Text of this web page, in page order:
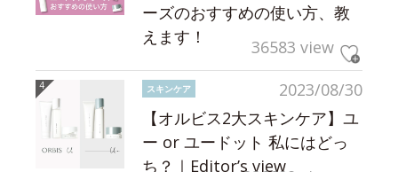
ーズのおすすめの使い方、教
えます！
36583 view
2023/08/30
スキンケア
【オルビス2大スキンケア】ユ
ー or ユードット 私にはどっ
ち？｜Editor’s view